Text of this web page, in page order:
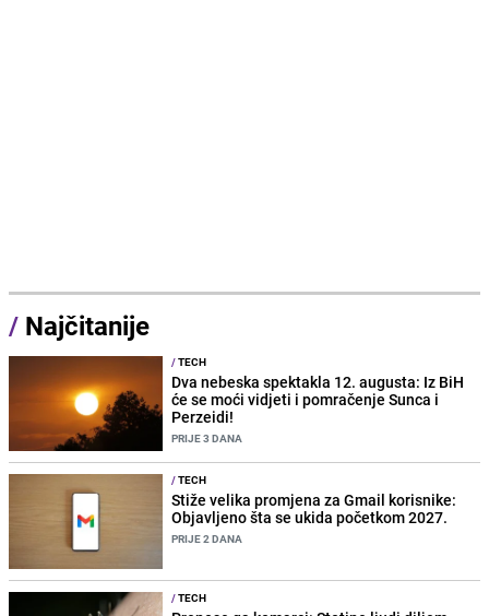
/ Najčitanije
/TECH
Dva nebeska spektakla 12. augusta: Iz BiH
će se moći vidjeti i pomračenje Sunca i
Perzeidi!
PRIJE 3 DANA
/TECH
Stiže velika promjena za Gmail korisnike:
Objavljeno šta se ukida početkom 2027.
PRIJE 2 DANA
/TECH